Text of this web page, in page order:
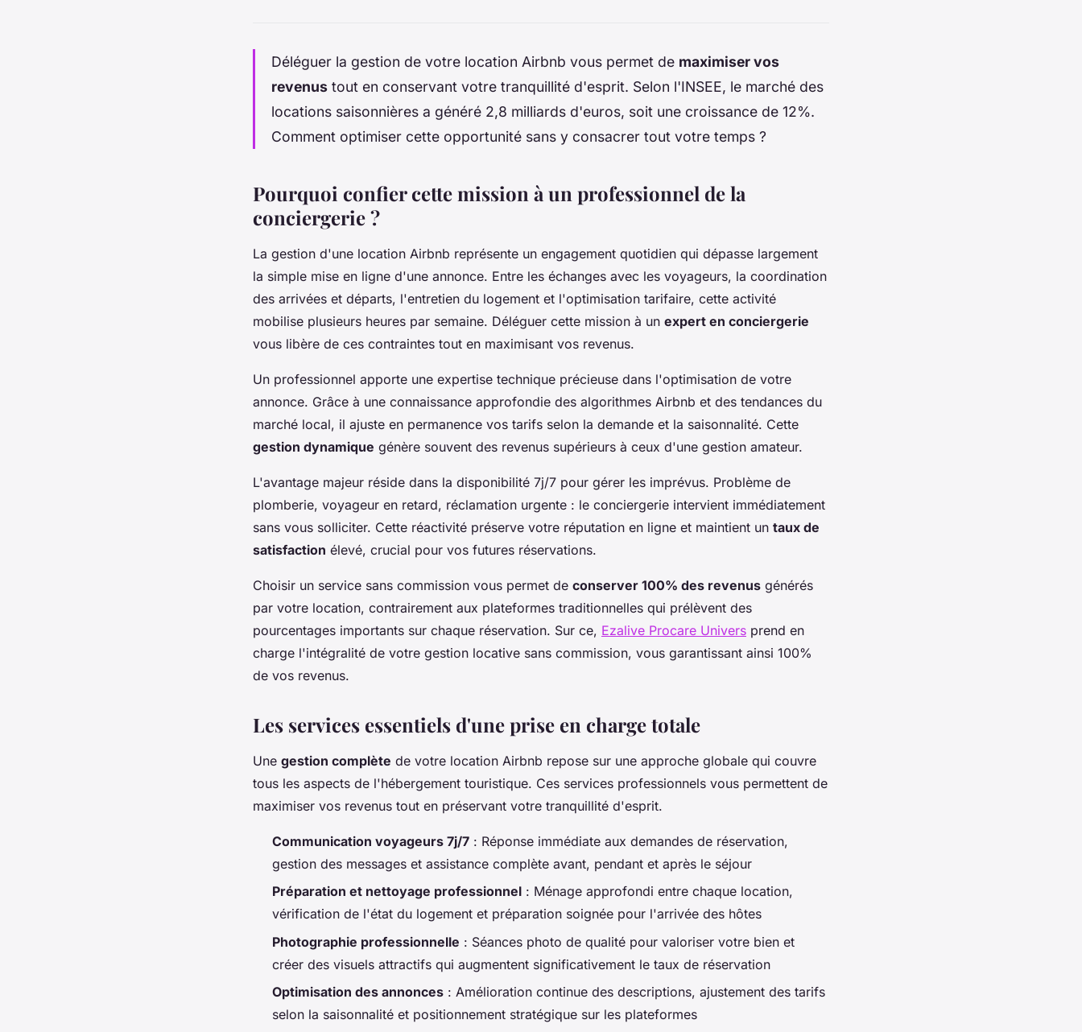
Déléguer la gestion de votre location Airbnb vous permet de maximiser vos
revenus tout en conservant votre tranquillité d'esprit. Selon l'INSEE, le marché des
locations saisonnières a généré 2,8 milliards d'euros, soit une croissance de 12%.
Comment optimiser cette opportunité sans y consacrer tout votre temps ?
Pourquoi confier cette mission à un professionnel de la
conciergerie ?
La gestion d'une location Airbnb représente un engagement quotidien qui dépasse largement
la simple mise en ligne d'une annonce. Entre les échanges avec les voyageurs, la coordination
des arrivées et départs, l'entretien du logement et l'optimisation tarifaire, cette activité
mobilise plusieurs heures par semaine. Déléguer cette mission à un expert en conciergerie
vous libère de ces contraintes tout en maximisant vos revenus.
Un professionnel apporte une expertise technique précieuse dans l'optimisation de votre
annonce. Grâce à une connaissance approfondie des algorithmes Airbnb et des tendances du
marché local, il ajuste en permanence vos tarifs selon la demande et la saisonnalité. Cette
gestion dynamique génère souvent des revenus supérieurs à ceux d'une gestion amateur.
L'avantage majeur réside dans la disponibilité 7j/7 pour gérer les imprévus. Problème de
plomberie, voyageur en retard, réclamation urgente : le conciergerie intervient immédiatement
sans vous solliciter. Cette réactivité préserve votre réputation en ligne et maintient un taux de
satisfaction élevé, crucial pour vos futures réservations.
Choisir un service sans commission vous permet de conserver 100% des revenus générés
par votre location, contrairement aux plateformes traditionnelles qui prélèvent des
pourcentages importants sur chaque réservation. Sur ce, Ezalive Procare Univers prend en
charge l'intégralité de votre gestion locative sans commission, vous garantissant ainsi 100%
de vos revenus.
Les services essentiels d'une prise en charge totale
Une gestion complète de votre location Airbnb repose sur une approche globale qui couvre
tous les aspects de l'hébergement touristique. Ces services professionnels vous permettent de
maximiser vos revenus tout en préservant votre tranquillité d'esprit.
Communication voyageurs 7j/7 : Réponse immédiate aux demandes de réservation,
gestion des messages et assistance complète avant, pendant et après le séjour
Préparation et nettoyage professionnel : Ménage approfondi entre chaque location,
vérification de l'état du logement et préparation soignée pour l'arrivée des hôtes
Photographie professionnelle : Séances photo de qualité pour valoriser votre bien et
créer des visuels attractifs qui augmentent significativement le taux de réservation
Optimisation des annonces : Amélioration continue des descriptions, ajustement des tarifs
selon la saisonnalité et positionnement stratégique sur les plateformes